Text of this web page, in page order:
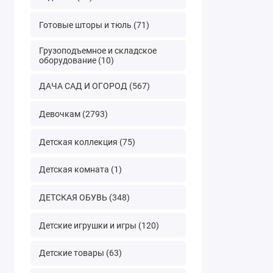
Готовые шторы и тюль (71)
Грузоподъемное и складское
оборудование (10)
ДАЧА САД И ОГОРОД (567)
Девочкам (2793)
Детская коллекция (75)
Детская комната (1)
ДЕТСКАЯ ОБУВЬ (348)
Детские игрушки и игры (120)
Детские товары (63)